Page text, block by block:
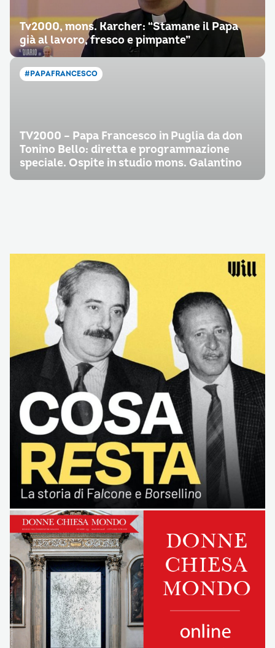
Tv2000, mons. Karcher: “Stamane il Papa
già al lavoro, fresco e pimpante”
#PAPAFRANCESCO
TV2000 – Papa Francesco in Puglia da don
Tonino Bello: diretta e programmazione
speciale. Ospite in studio mons. Galantino